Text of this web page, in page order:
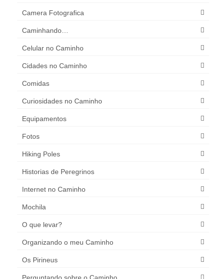
Camera Fotografica
Caminhando…
Celular no Caminho
Cidades no Caminho
Comidas
Curiosidades no Caminho
Equipamentos
Fotos
Hiking Poles
Historias de Peregrinos
Internet no Caminho
Mochila
O que levar?
Organizando o meu Caminho
Os Pirineus